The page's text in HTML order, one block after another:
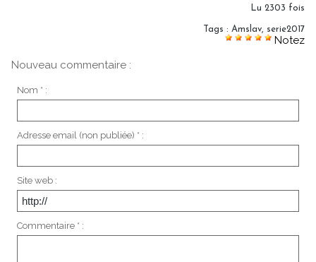
Lu 2303 fois
Tags : Amslav, serie2017
Notez
Nouveau commentaire :
Nom * :
Adresse email (non publiée) * :
Site web :
Commentaire * :